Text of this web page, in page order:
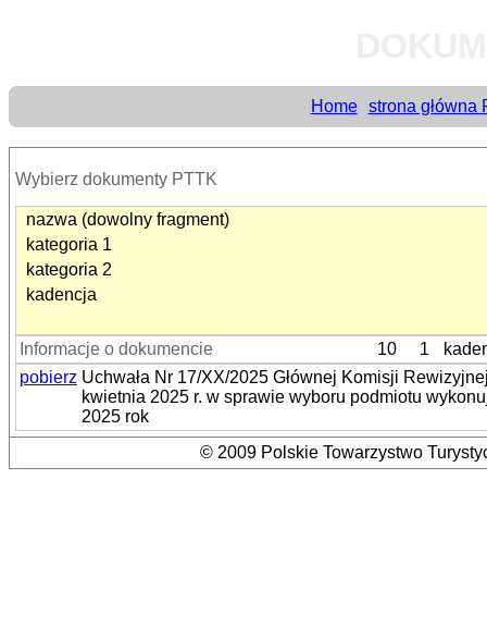
Home strona główna
Wybierz dokumenty PTTK
nazwa (dowolny fragment)
kategoria 1
kategoria 2
kadencja
Informacje o dokumencie 10 1
pobierz Uchwała Nr 17/XX/2025 Głównej Komisji
kwietnia 2025 r. w sprawie wyboru podmiotu
2025 rok
© 2009 Polskie Towarzystwo